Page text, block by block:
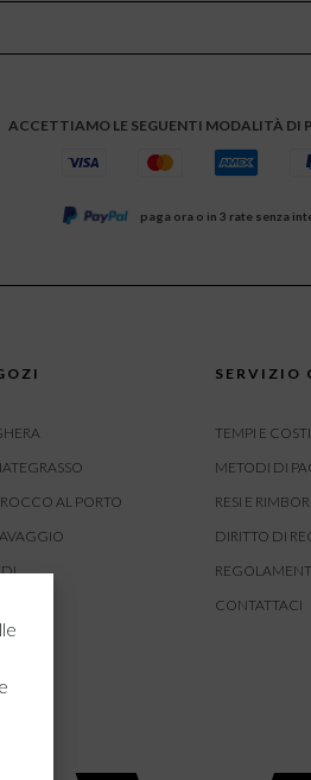
ACCETTIAMO LE SEGUENTI MODALITÀ DI
paga ora o in 3 rate senza
AL PORTO
SERVIZIO
TEMPI E
METODI DI
RESI E
DIRITTO DI
CONTATTACI